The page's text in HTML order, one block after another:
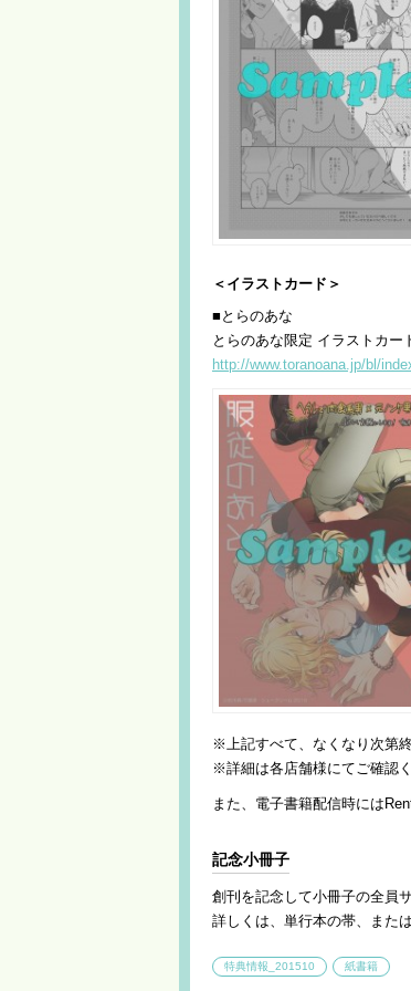
＜イラストカード＞
■とらのあな
とらのあな限定 イラストカー
http://www.toranoana.jp/bl/
※上記すべて、なくなり次第
※詳細は各店舗様にてご確認く
また、電子書籍配信時には
記念小冊子
創刊を記念して小冊子の全員
詳しくは、単行本の帯、または
特典情報_201510 紙書籍